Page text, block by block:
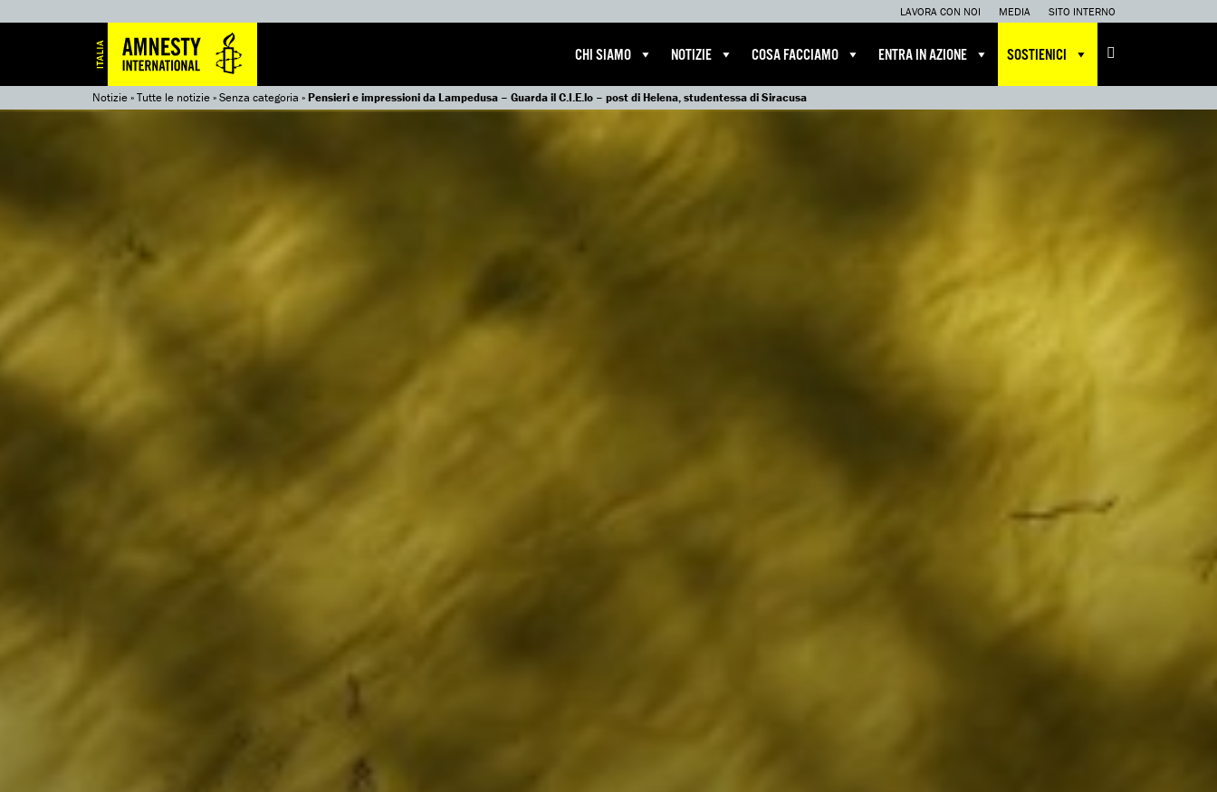
LAVORA CON NOI MEDIA SITO INTERNO
CHI SIAMO NOTIZIE COSA FACCIAMO ENTRA IN AZIONE SOSTIENICI
Notizie»Tutte le notizie»Senza categoria »Pensieri e impressioni da Lampedusa – Guarda il C.I.E.lo – post di Helena, studentessa di Siracusa